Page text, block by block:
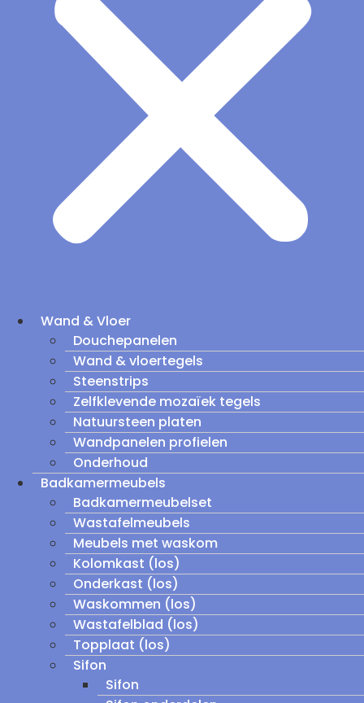
Wand & Vloer
Douchepanelen
Wand & vloertegels
Steenstrips
Zelfklevende mozaïek tegels
Natuursteen platen
Wandpanelen profielen
Onderhoud
Badkamermeubels
Badkamermeubelset
Wastafelmeubels
Meubels met waskom
Kolomkast (los)
Onderkast (los)
Waskommen (los)
Wastafelblad (los)
Topplaat (los)
Sifon
Sifon